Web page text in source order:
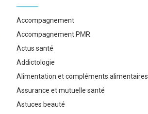
Accompagnement
Accompagnement PMR
Actus santé
Addictologie
Alimentation et compléments alimentaires
Assurance et mutuelle santé
Astuces beauté